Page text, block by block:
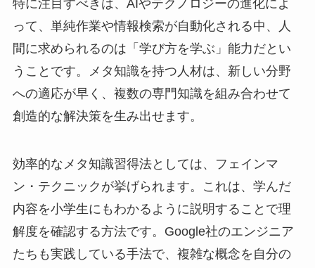
特に注目すべきは、AIやテクノロジーの進化によ
って、単純作業や情報検索が自動化される中、人
間に求められるのは「学び方を学ぶ」能力だとい
うことです。メタ知識を持つ人材は、新しい分野
への適応が早く、複数の専門知識を組み合わせて
創造的な解決策を生み出せます。
効率的なメタ知識習得法としては、フェインマ
ン・テクニックが挙げられます。これは、学んだ
内容を小学生にもわかるように説明することで理
解度を確認する方法です。Google社のエンジニア
たちも実践している手法で、複雑な概念を自分の